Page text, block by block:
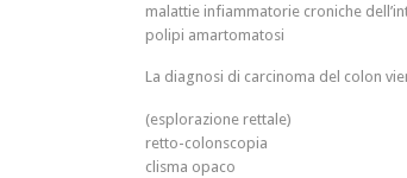
malattie infiammatorie croniche
polipi amartomatosi
La diagnosi di carcinoma del colon
(esplorazione rettale)
retto-colonscopia
clisma opaco